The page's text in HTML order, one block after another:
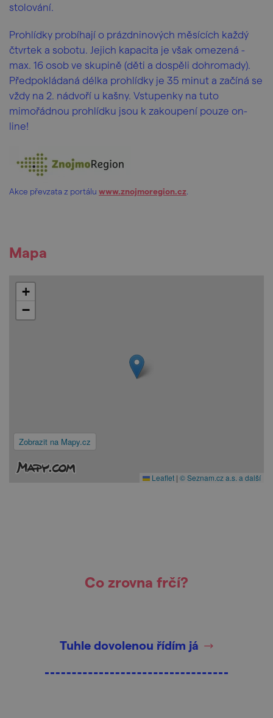
stolování.
Prohlídky probíhají o prázdninových měsících každý
čtvrtek a sobotu. Jejich kapacita je však omezená -
max. 16 osob ve skupině (děti a dospěli dohromady).
Předpokládaná délka prohlídky je 35 minut a začíná se
vždy na 2. nádvoří u kašny. Vstupenky na tuto
mimořádnou prohlídku jsou k zakoupení pouze on-
line!
Akce převzata z portálu www.znojmoregion.cz
Mapa
Zobrazit na Mapy.cz
+
−
Leaflet | © Seznam.cz a.s. a další
Co zrovna frčí?
Tuhle dovolenou řídím já